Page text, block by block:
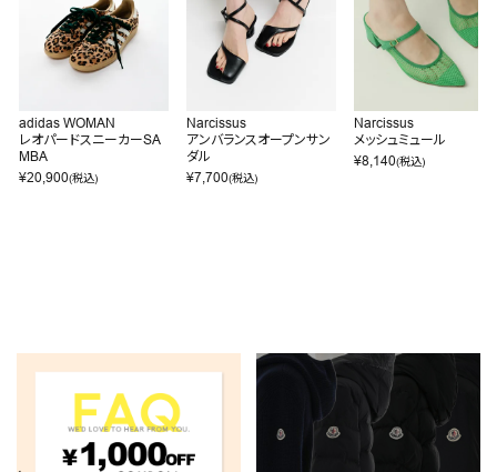
adidas WOMAN
レオパードスニーカーSA
MBA
¥20,900(税込)
Narcissus
アンバランスオープンサン
ダル
¥7,700(税込)
Narcissus
メッシュミュール
¥8,140(税込)